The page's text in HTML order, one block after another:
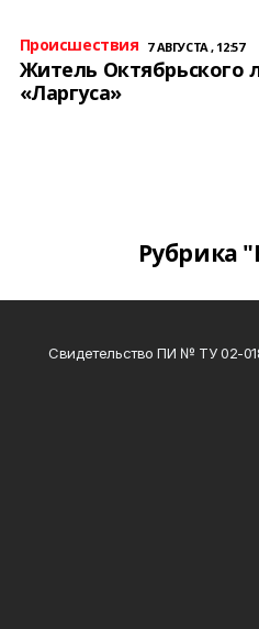
Происшествия 7 АВГУСТА , 12:57
Житель Октябрьского
«Ларгуса»
Рубрика
Свидетельство ПИ № ТУ 02-